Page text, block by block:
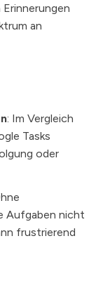
an
: Im Vergleich
Tasks
oder
Aufgaben nicht
frustrierend